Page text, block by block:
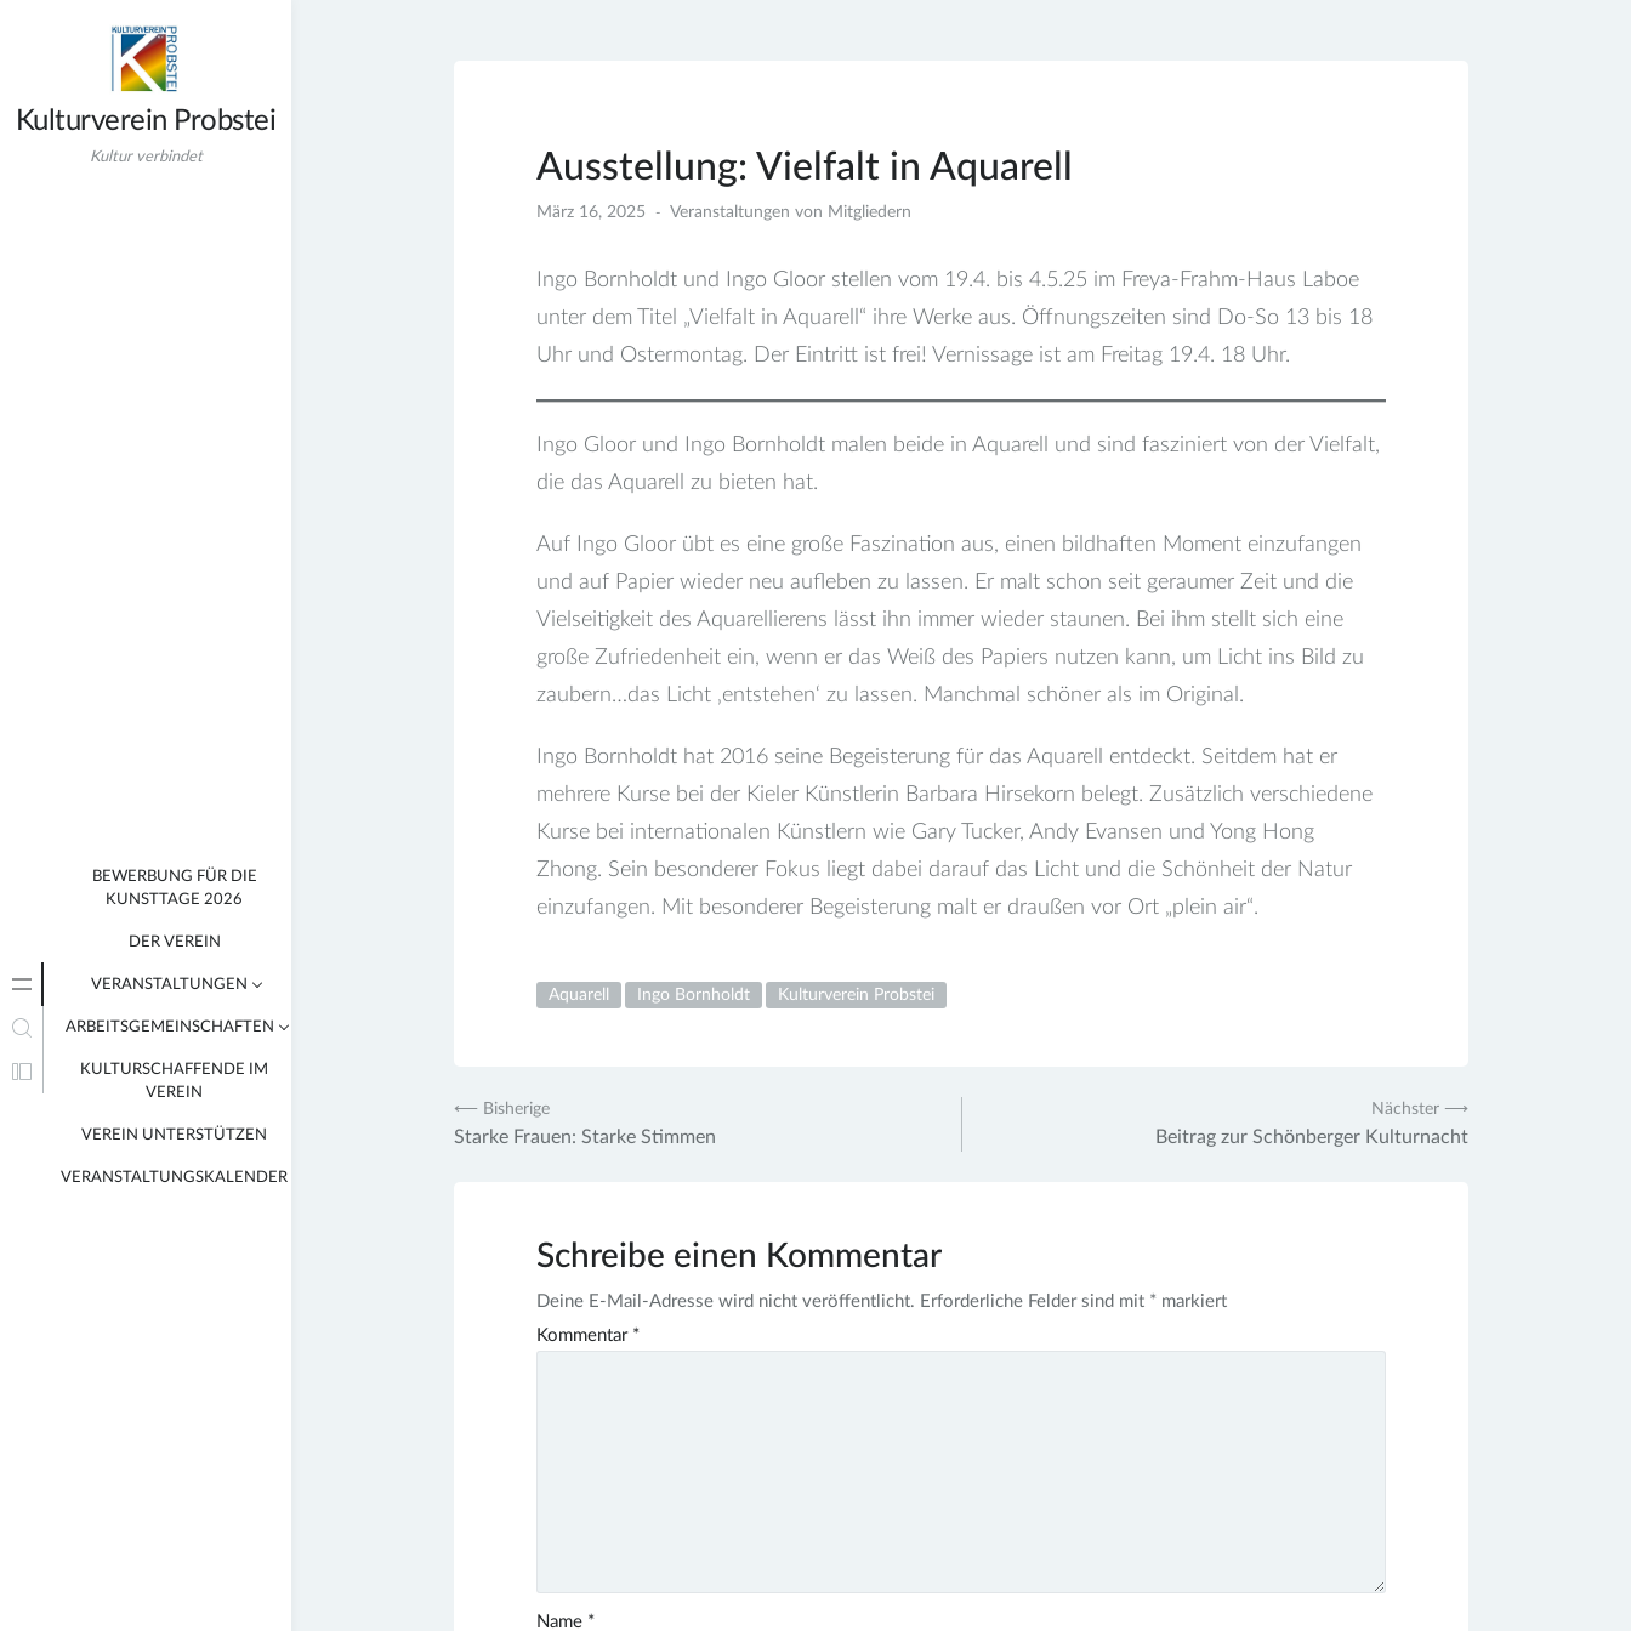
Kulturverein Probstei
Kultur verbindet
BEWERBUNG FÜR DIE
KUNSTTAGE 2026
DER VEREIN
VERANSTALTUNGEN
VERANSTALTUNGEN VON
ARBEITSGEMEINSCHAFTEN
AG BILDENDE KUNST
KULTURSCHAFFENDE IM
VEREIN
VEREIN UNTERSTÜTZEN
VERANSTALTUNGSKALENDER
Ausstellung: Vielfalt in Aquarell
März 16, 2025 Veranstaltungen von Mitgliedern
Ingo Bornholdt und Ingo Gloor stellen vom 19.4. bis 4.5.25 im Freya-Frahm-Haus Laboe
unter dem Titel „Vielfalt in Aquarell“ ihre Werke aus. Öffnungszeiten sind Do-So 13 bis 18
Uhr und Ostermontag. Der Eintritt ist frei! Vernissage ist am Freitag 19.4. 18 Uhr.
Ingo Gloor und Ingo Bornholdt malen beide in Aquarell und sind fasziniert von der Vielfalt,
die das Aquarell zu bieten hat.
Auf Ingo Gloor übt es eine große Faszination aus, einen bildhaften Moment einzufangen
und auf Papier wieder neu aufleben zu lassen. Er malt schon seit geraumer Zeit und die
Vielseitigkeit des Aquarellierens lässt ihn immer wieder staunen. Bei ihm stellt sich eine
große Zufriedenheit ein, wenn er das Weiß des Papiers nutzen kann, um Licht ins Bild zu
zaubern…das Licht ‚entstehen‘ zu lassen. Manchmal schöner als im Original.
Ingo Bornholdt hat 2016 seine Begeisterung für das Aquarell entdeckt. Seitdem hat er
mehrere Kurse bei der Kieler Künstlerin Barbara Hirsekorn belegt. Zusätzlich verschiedene
Kurse bei internationalen Künstlern wie Gary Tucker, Andy Evansen und Yong Hong
Zhong. Sein besonderer Fokus liegt dabei darauf das Licht und die Schönheit der Natur
einzufangen. Mit besonderer Begeisterung malt er draußen vor Ort „plein air“.
Aquarell Ingo Bornholdt Kulturverein Probstei
Beitragsnavigation
⟵ Bisherige
Starke Frauen: Starke Stimmen
Nächster ⟶
Beitrag zur Schönberger Kulturnacht
Schreibe einen Kommentar
Deine E-Mail-Adresse wird nicht veröffentlicht. Erforderliche Felder sind mit *markiert
Kommentar *
Name *